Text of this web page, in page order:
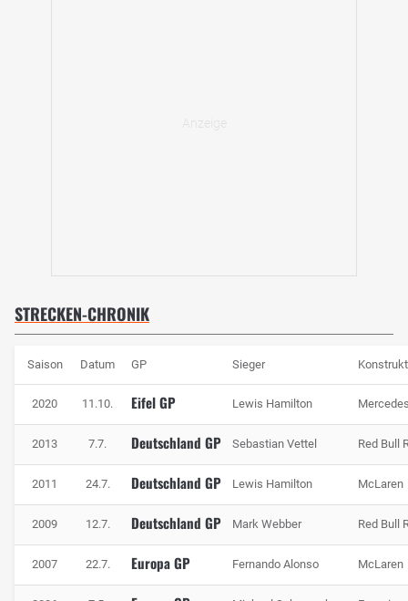
STRECKEN-CHRONIK
Saison Datum GP Sieger
2020 11.10. Eifel GP Lewis Hamilton
2013 7.7. Deutschland GP Sebastian Vettel Red Bull
2011 24.7. Deutschland GP Lewis Hamilton McLaren
2009 12.7. Deutschland GP Mark Webber Red Bull
2007 22.7. Europa GP Fernando Alonso McLaren